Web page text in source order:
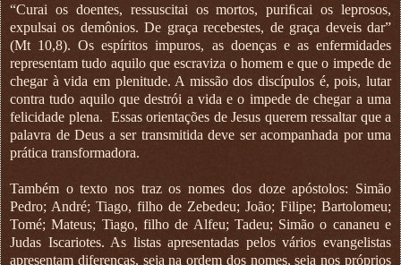
“Curai os doentes, ressuscitai os mortos, puriﬁcai os leprosos,
expulsai os demônios. De graça recebestes, de graça deveis dar”
(Mt 10,8). Os espíritos impuros, as doenças e as enfermidades
representam tudo aquilo que escraviza o homem e que o impede de
chegar à vida em plenitude. A missão dos discípulos é, pois, lutar
contra tudo aquilo que destrói a vida e o impede de chegar a uma
felicidade plena. Essas orientações de Jesus querem ressaltar que a
palavra de Deus a ser transmitida deve ser acompanhada por uma
prática transformadora.
Também o texto nos traz os nomes dos doze apóstolos: Simão
Pedro; André; Tiago, filho de Zebedeu; João; Filipe; Bartolomeu;
Tomé; Mateus; Tiago, filho de Alfeu; Tadeu; Simão o cananeu e
Judas Iscariotes. As listas apresentadas pelos vários evangelistas
apresentam diferenças, seja na ordem dos nomes, seja nos próprios